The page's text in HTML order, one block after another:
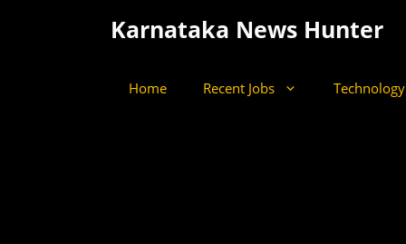
Karnataka News Hunter
Home Recent Jobs Technology